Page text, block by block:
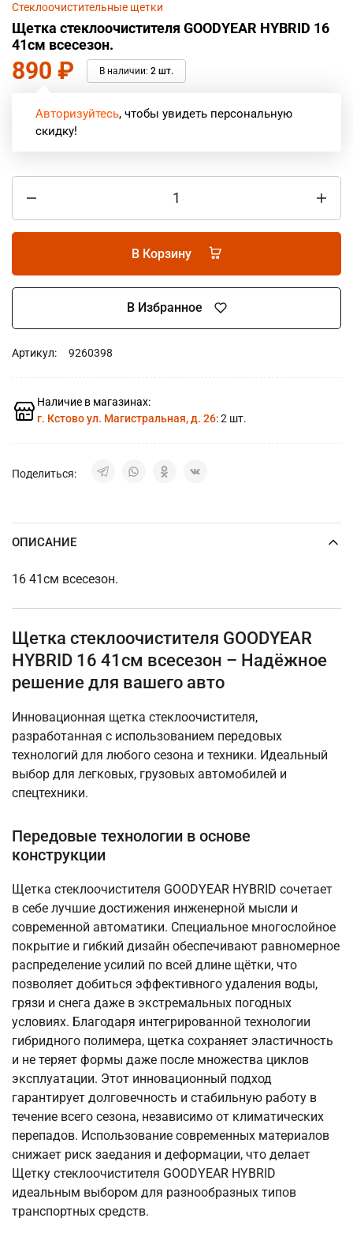
Стеклоочистительные щетки
Щетка стеклоочистителя GOODYEAR HYBRID 16
41см всесезон.
890 ₽ В наличии: 2 шт.
Авторизуйтесь, чтобы увидеть персональную
скидку!
В Корзину
В Избранное
Артикул: 9260398
Наличие в магазинах:
г. Кстово ул. Магистральная, д. 26: 2 шт.
Поделиться:
ОПИСАНИЕ
16 41см всесезон.
Щетка стеклоочистителя GOODYEAR
HYBRID 16 41см всесезон – Надёжное
решение для вашего авто
Инновационная щетка стеклоочистителя,
разработанная с использованием передовых
технологий для любого сезона и техники. Идеальный
выбор для легковых, грузовых автомобилей и
спецтехники.
Передовые технологии в основе
конструкции
Щетка стеклоочистителя GOODYEAR HYBRID сочетает
в себе лучшие достижения инженерной мысли и
современной автоматики. Специальное многослойное
покрытие и гибкий дизайн обеспечивают равномерное
распределение усилий по всей длине щётки, что
позволяет добиться эффективного удаления воды,
грязи и снега даже в экстремальных погодных
условиях. Благодаря интегрированной технологии
гибридного полимера, щетка сохраняет эластичность
и не теряет формы даже после множества циклов
эксплуатации. Этот инновационный подход
гарантирует долговечность и стабильную работу в
течение всего сезона, независимо от климатических
перепадов. Использование современных материалов
снижает риск заедания и деформации, что делает
Щетку стеклоочистителя GOODYEAR HYBRID
идеальным выбором для разнообразных типов
транспортных средств.